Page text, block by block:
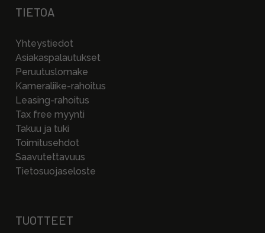
TIETOA
Yhteystiedot
Asiakaspalautukset
Peruutuslomake
Kameraliike-rahoitus
Leasing-rahoitus
Tax free myynti
Takuu ja tuki
Toimitusehdot
Saavutettavuus
Tietosuojaseloste
TUOTTEET